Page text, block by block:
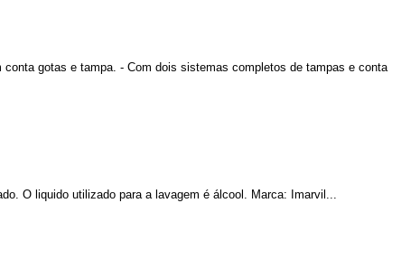
gotas e tampa. - Com dois sistemas completos de tampas e conta
O liquido utilizado para a lavagem é álcool. Marca: Imarvil...